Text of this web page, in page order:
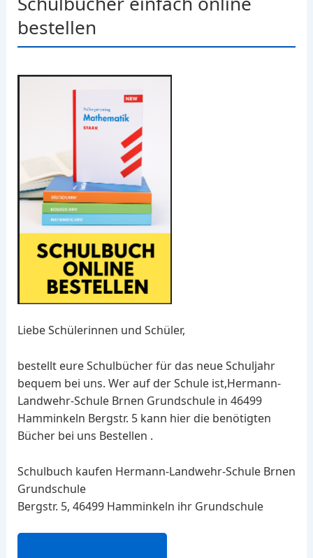
bestellen
Liebe Schülerinnen und Schüler,
bestellt eure Schulbücher für das neue Schuljahr
bequem bei uns. Wer auf der Schule ist,Hermann-
Landwehr-Schule Brnen Grundschule in 46499
Hamminkeln Bergstr. 5 kann hier die benötigten
Bücher bei uns Bestellen .
Schulbuch kaufen Hermann-Landwehr-Schule Brnen
Grundschule
Bergstr. 5, 46499 Hamminkeln ihr Grundschule